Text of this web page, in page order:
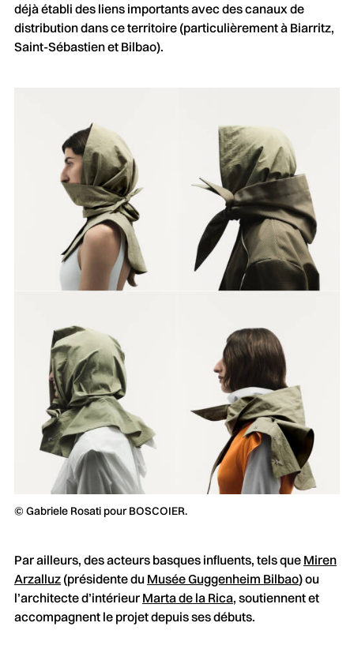
déjà établi des liens importants avec des canaux de
distribution dans ce territoire (particulièrement à Biarritz,
Saint-Sébastien et Bilbao).
© Gabriele Rosati pour BOSCOIER.
Par ailleurs, des acteurs basques influents, tels que Miren
Arzalluz(présidente du Musée Guggenheim Bilbao) ou
l’architecte d’intérieur Marta de la Rica, soutiennent et
accompagnent le projet depuis ses débuts.